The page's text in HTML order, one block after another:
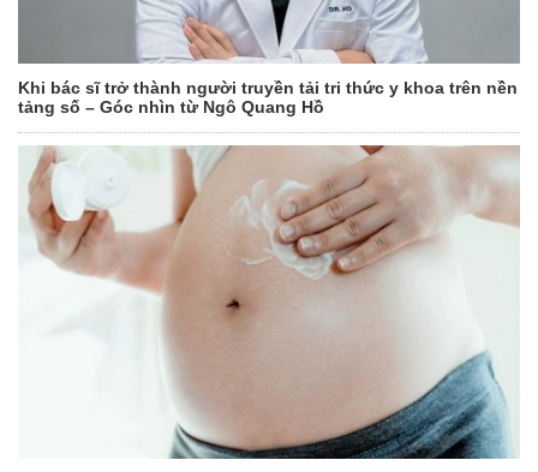
Khi bác sĩ trở thành người truyền tải tri thức y khoa trên nền
tảng số – Góc nhìn từ Ngô Quang Hồ